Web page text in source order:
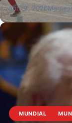
abril 2, 2026
MUNDIAL